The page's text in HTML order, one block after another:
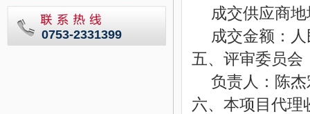
0753-2331399
成交供应商
成交金额：
五、评审委员会
负责人：陈
六、本项目代理